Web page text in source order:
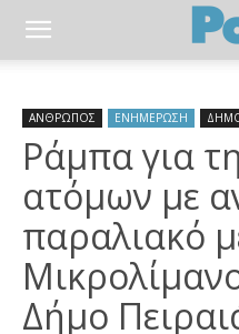
ΑΝΘΡΩΠΟΣ ΕΝΗΜΕΡΩΣΗ
Ράμπα για
ατόμων με
παραλιακό
Δήμο